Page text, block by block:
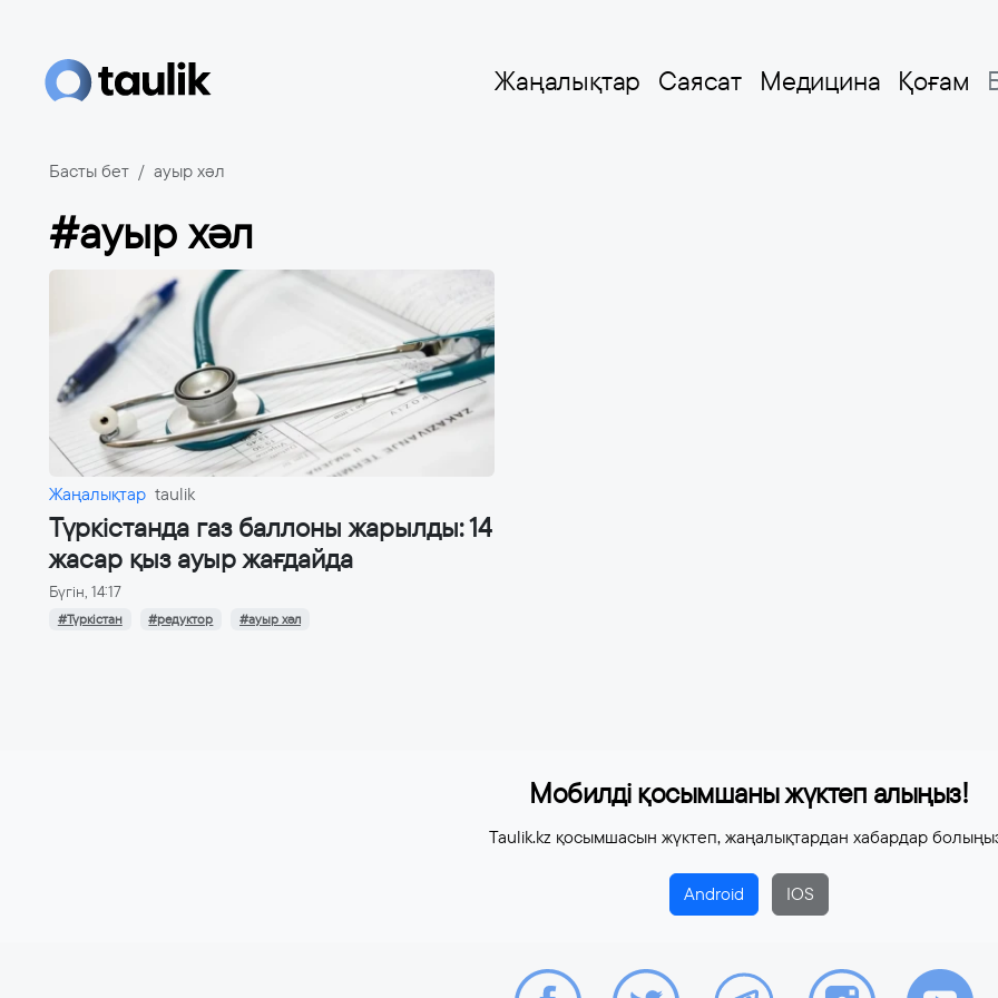
Жаңалықтар Саясат Медицина Қоғам
Басты бет ауыр хәл
#ауыр хәл
Жаңалықтар taulik
Түркістанда газ баллоны жарылды: 14
жасар қыз ауыр жағдайда
Бүгін, 14:17
#Түркістан #редуктор #ауыр хәл
Мобилді қосымшаны жүктеп алыңыз!
Taulik.kz қосымшасын жүктеп, жаңалықтардан хабардар
Android IOS